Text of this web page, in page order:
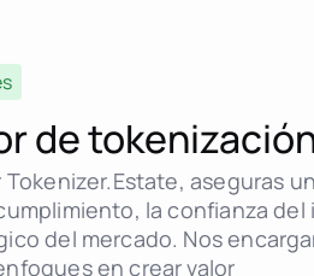
de
Tokenizer.Estate, aseguras
la confianza del
del mercado. Nos
en crear valor